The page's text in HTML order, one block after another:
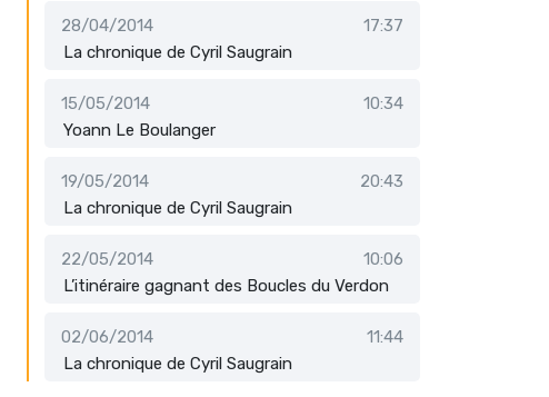
28/04/2014
17:37
La chronique de Cyril Saugrain
15/05/2014
10:34
Yoann Le Boulanger
19/05/2014
20:43
La chronique de Cyril Saugrain
22/05/2014
10:06
L’itinéraire gagnant des Boucles du Verdon
02/06/2014
11:44
La chronique de Cyril Saugrain